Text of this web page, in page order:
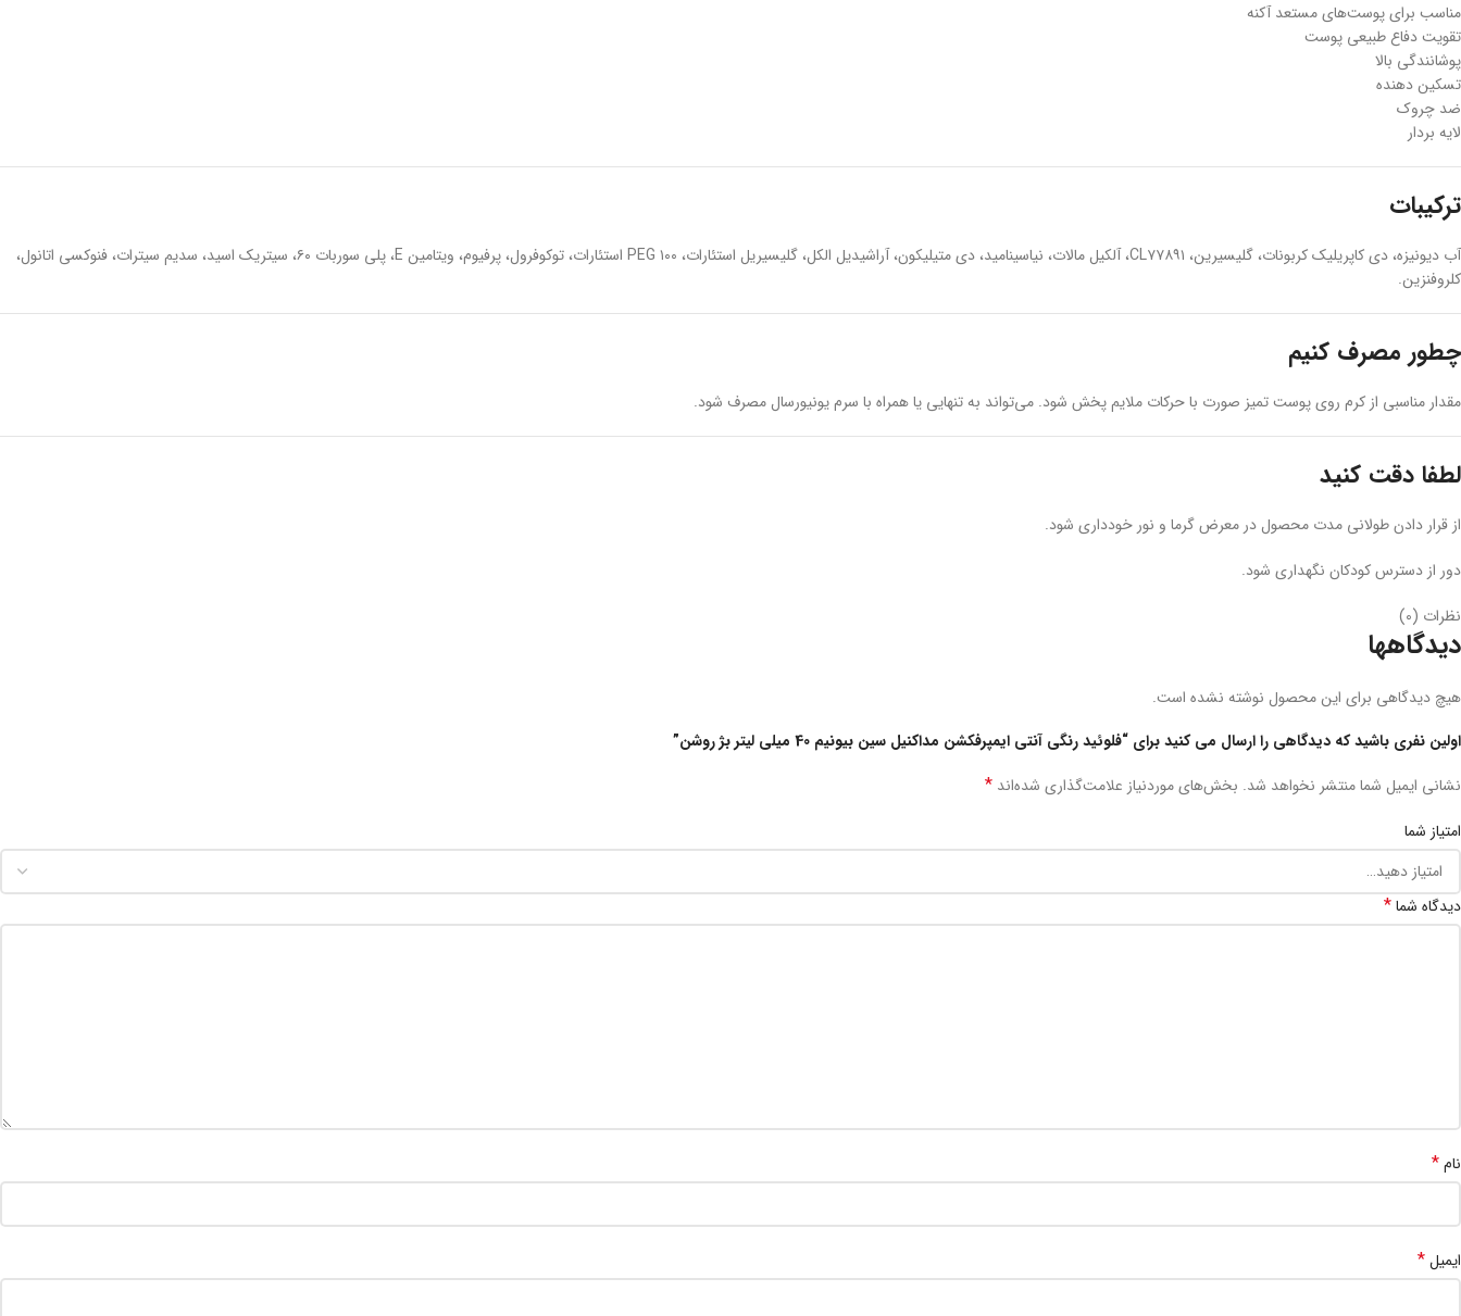
مناسب برای پوست‌های مستعد آکنه
تقویت دفاع طبیعی پوست
پوشانندگی بالا
تسکین دهنده
ضد چروک
لایه بردار
ترکیبات
آب دیونیزه، دی کاپریلیک کربونات، گلیسیرین، CL۷۷۸۹۱، آلکیل مالات، نیاسینامید، دی متیلیکون، آراشیدیل الکل، گلیسیریل استئارات، PEG ۱۰۰ استئارات، توکوفرول، پرفیوم، ویتامین E، پلی سوربات ۶۰، سیتریک اسید، سدیم سیترات، فنوکسی اتانول،
کلروفنزین.
چطور مصرف کنیم
مقدار مناسبی از کرم روی پوست تمیز صورت با حرکات ملایم پخش شود. می‌تواند به تنهایی یا همراه با سرم یونیورسال مصرف شود.
لطفا دقت کنید
از قرار دادن طولانی مدت محصول در معرض گرما و نور خودداری شود.
دور از دسترس کودکان نگهداری شود.
نظرات (0)
دیدگاهها
هیچ دیدگاهی برای این محصول نوشته نشده است.
اولین نفری باشید که دیدگاهی را ارسال می کنید برای “فلوئید رنگی آنتی ایمپرفکشن مداکنیل سین بیونیم 40 میلی لیتر بژ روشن”
نشانی ایمیل شما منتشر نخواهد شد. بخش‌های موردنیاز علامت‌گذاری شده‌اند *
امتیاز شما
دیدگاه شما*
نام*
ایمیل*